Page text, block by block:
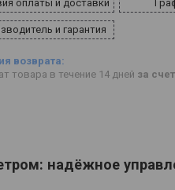
оплаты и доставки
и гарантия
товара в течение 14 дней за
надёжное